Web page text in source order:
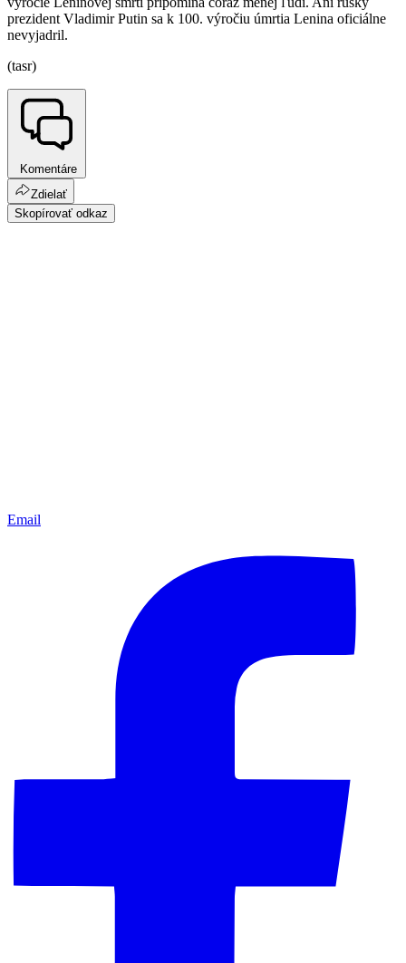
prezident Vladimir Putin sa k 100. výročiu úmrtia Lenina oficiálne
nevyjadril.
(tasr)
Komentáre
Zdielať
Skopírovať odkaz
Email